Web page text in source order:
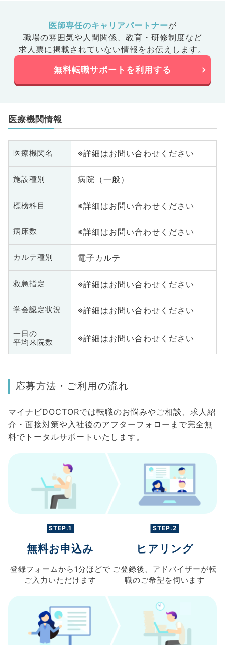
医師専任のキャリアパートナーが
職場の雰囲気や人間関係、 教育・研修制度など
求人票に掲載されていない情報をお伝えします。
無料転職サポートを利用する
医療機関情報
医療機関名 ※詳細はお問い合わせください
施設種別 病院（一般）
標榜科目 ※詳細はお問い合わせください
病床数 ※詳細はお問い合わせください
カルテ種別 電子カルテ
救急指定 ※詳細はお問い合わせください
学会認定状況 ※詳細はお問い合わせください
一日の
平均来院数
※詳細はお問い合わせください
応募方法・ご利用の流れ
マイナビDOCTORでは転職のお悩みやご相談、求人紹
介・面接対策や入社後のアフターフォローまで完全無
料でトータルサポートいたします。
STEP.1
無料お申込み
登録フォームから 1分ほどで
ご入力 いただけます
STEP.2
ヒアリング
ご登録後、 アドバイザーが転
職のご希望を伺います